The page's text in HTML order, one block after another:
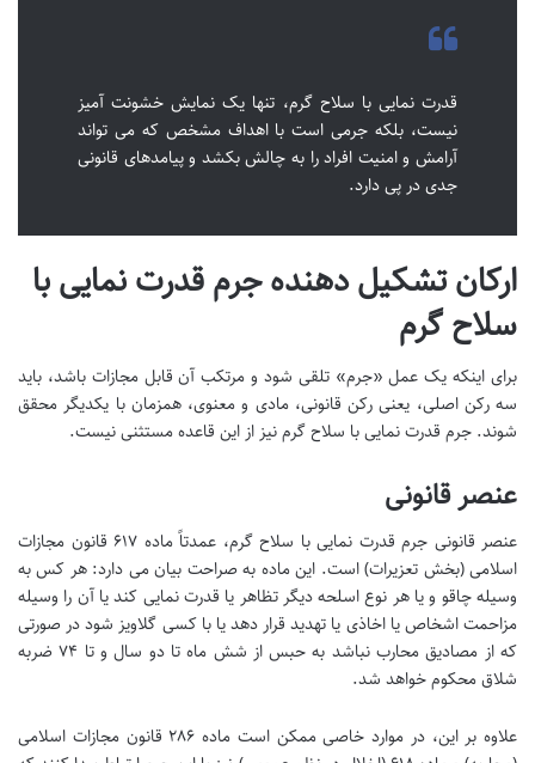
قدرت نمایی با سلاح گرم، تنها یک نمایش خشونت آمیز
نیست، بلکه جرمی است با اهداف مشخص که می تواند
آرامش و امنیت افراد را به چالش بکشد و پیامدهای قانونی
جدی در پی دارد.
ارکان تشکیل دهنده جرم قدرت نمایی با
سلاح گرم
برای اینکه یک عمل «جرم» تلقی شود و مرتکب آن قابل مجازات باشد، باید
سه رکن اصلی، یعنی رکن قانونی، مادی و معنوی، همزمان با یکدیگر محقق
شوند. جرم قدرت نمایی با سلاح گرم نیز از این قاعده مستثنی نیست.
عنصر قانونی
عنصر قانونی جرم قدرت نمایی با سلاح گرم، عمدتاً ماده ۶۱۷ قانون مجازات
اسلامی (بخش تعزیرات) است. این ماده به صراحت بیان می دارد: هر کس به
وسیله چاقو و یا هر نوع اسلحه دیگر تظاهر یا قدرت نمایی کند یا آن را وسیله
مزاحمت اشخاص یا اخاذی یا تهدید قرار دهد یا با کسی گلاویز شود در صورتی
که از مصادیق محارب نباشد به حبس از شش ماه تا دو سال و تا ۷۴ ضربه
شلاق محکوم خواهد شد.
علاوه بر این، در موارد خاصی ممکن است ماده ۲۸۶ قانون مجازات اسلامی